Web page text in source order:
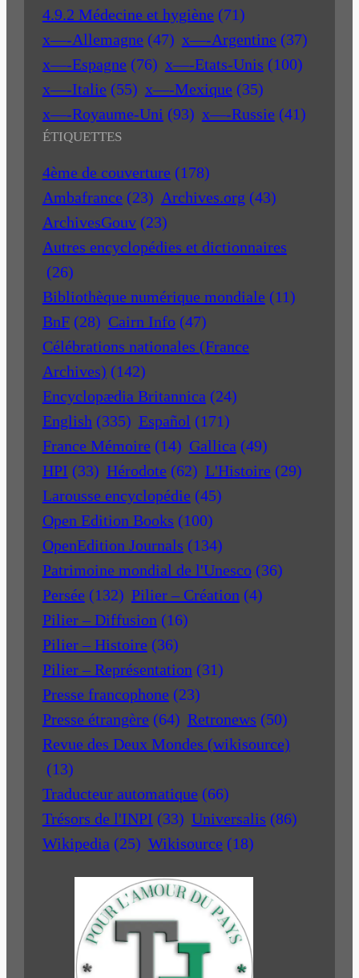
4.9.2 Médecine et hygiène (71)
x—-Allemagne (47) x—-Argentine (37)
x—-Espagne (76) x—-Etats-Unis (100)
x—-Italie (55) x—-Mexique (35)
x—-Royaume-Uni (93) x—-Russie (41)
ÉTIQUETTES
4ème de couverture (178)
Ambafrance (23) Archives.org (43)
ArchivesGouv (23)
Autres encyclopédies et dictionnaires
(26)
Bibliothèque numérique mondiale (11)
BnF (28) Cairn Info (47)
Célébrations nationales (France
Archives) (142)
Encyclopædia Britannica (24)
English (335) Español (171)
France Mémoire (14) Gallica (49)
HPI (33) Hérodote (62) L'Histoire (29)
Larousse encyclopédie (45)
Open Edition Books (100)
OpenEdition Journals (134)
Patrimoine mondial de l'Unesco (36)
Persée (132) Pilier – Création (4)
Pilier – Diffusion (16)
Pilier – Histoire (36)
Pilier – Représentation (31)
Presse francophone (23)
Presse étrangère (64) Retronews (50)
Revue des Deux Mondes (wikisource)
(13)
Traducteur automatique (66)
Trésors de l'INPI (33) Universalis (86)
Wikipedia (25) Wikisource (18)